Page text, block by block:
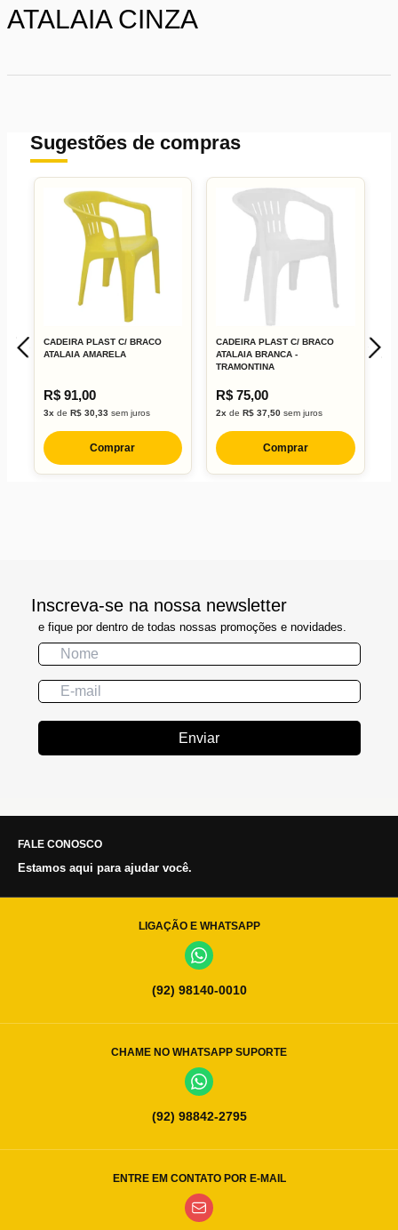
ATALAIA CINZA
Sugestões de compras
CADEIRA PLAST C/ BRACO
ATALAIA AMARELA
R$ 91,00
3x de R$ 30,33sem juros
Comprar
CADEIRA PLAST C/ BRACO
ATALAIA BRANCA -
TRAMONTINA
R$ 75,00
2x deR$ 37,50 sem juros
Comprar
Inscreva-se na nossa newsletter
e fique por dentro de todas nossas promoções e novidades.
Enviar
FALE CONOSCO
Estamos aqui para ajudar você.
LIGAÇÃO E WHATSAPP
(92) 98140-0010
CHAME NO WHATSAPP SUPORTE
(92) 98842-2795
ENTRE EM CONTATO POR E-MAIL